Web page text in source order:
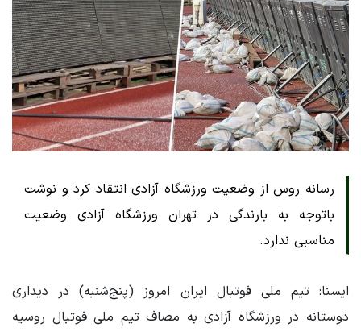
رسانه روس از وضعیت ورزشگاه آزادی انتقاد کرد و نوشت
باتوجه به بارندگی در تهران ورزشگاه آزادی وضعیت
مناسبی ندارد.
ایسنا: تیم ملی فوتبال ایران امروز (پنج‌شنبه) در دیداری
دوستانه در ورزشگاه آزادی به مصاف تیم ملی فوتبال روسیه